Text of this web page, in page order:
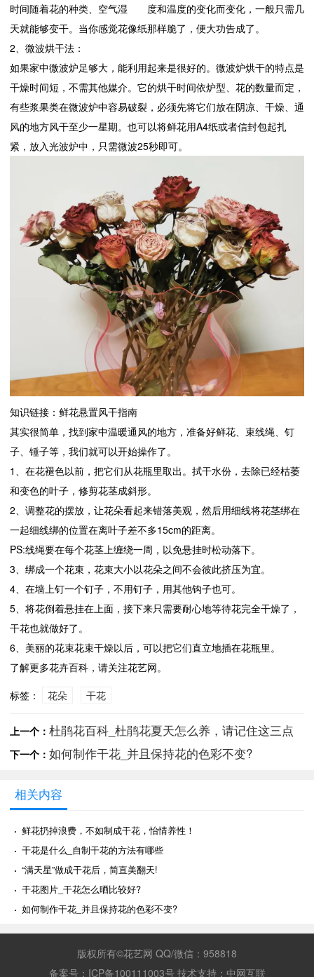
时间随着花的种类、空气湿 度和温度的变化而变化，一般只需几
天就能够变干。当你感觉花像纸那样脆了，便大功告成了。
2、微波烘干法：
如果家中微波炉足够大，能利用起来是很好的。微波炉烘干的特点是
干燥时间短，不需其他媒介。它的烘干时间依炉型、花的数量而定，
有些浆果类在微波炉中容易破裂，必须先将它们放在阴凉、干燥、通
风的地方风干至少一星期。也可以将鲜花用A4纸或者信封包起扎
紧，放入光波炉中，只需微波25秒即可。
知识链接：鲜花悬置风干指南
其实很简单，找到家中温暖通风的地方，准备好鲜花、束线绳、钉
子、锤子等，我们就可以开始操作了。
1、在花褪色以前，把它们从花瓶里取出。拭干水份，去除已经枯萎
和变色的叶子，修剪花茎成斜形。
2、调整花的摆放，让花朵看起来错落美观，然后用细线将花茎绑在
一起细线绑的位置在离叶子差不多15cm的距离。
PS:线绳要在每个花茎上缠绕一周，以免悬挂时松动落下。
3、绑成一个花束，花束大小以花朵之间不会彼此挤压为宜。
4、在墙上钉一个钉子，不用钉子，用其他钩子也可。
5、将花倒着悬挂在上面，接下来只需要耐心地等待花完全干燥了，
干花也就做好了。
6、美丽的花束花束干燥以后，可以把它们直立地插在花瓶里。
了解更多花卉百科，请关注花艺网。
标签：
花朵 干花
上一个： 杜鹃花百科_杜鹃花夏天怎么养，请记住这三点
下一个： 如何制作干花_并且保持花的色彩不变?
相关内容
· 鲜花扔掉浪费，不如制成干花，怡情养性！
· 干花是什么_自制干花的方法有哪些
· “满天星”做成干花后，简直美翻天!
· 干花图片_干花怎么晒比较好?
· 如何制作干花_并且保持花的色彩不变?
版权所有©花艺网 QQ/微信：958818
备案号： ICP备100111003号技术支持： 中网互联